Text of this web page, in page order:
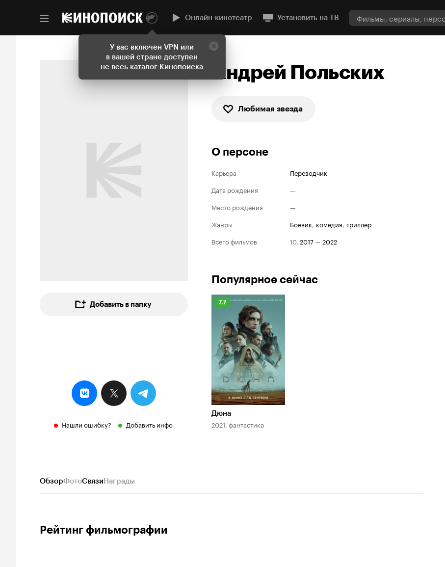
У вас включен VPN или
в вашей стране доступен
не весь каталог Кинопоиска
Онлайн-кинотеатр Установить на ТВ
Добавить в папку
Нашли ошибку? Добавить инфо
Андрей Польских
Любимая звезда
О персоне
Карьера
Переводчик
Дата рождения
—
Место рождения
—
Жанры
боевик, комедия, триллер
Всего фильмов
10, 2017— 2022
Популярное сейчас
Рейтинг
Кинопоиска
7.7
Дюна
2021, фантастика
ОбзорФотоСвязиНаграды
Рейтинг фильмографии